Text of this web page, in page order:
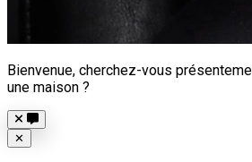
Bienvenue, cherchez-vous
une maison ?
Close
✕